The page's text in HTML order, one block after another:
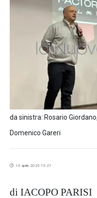
da sinistra: Rosario
Domenico Gareri
15 aprile 2025 15:27
di IACOPO PARISI